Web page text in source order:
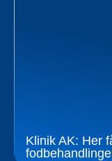
Klinik AK: Her